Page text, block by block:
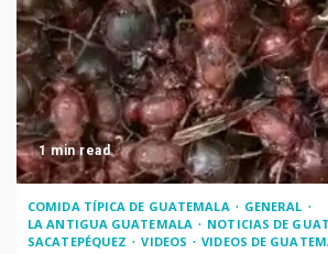
1 min read
COMIDA TÍPICA DE GUATEMALA
GENERAL
LA ANTIGUA GUATEMALA
NOTICIAS DE
SACATEPÉQUEZ
VIDEOS VIDEOS DE